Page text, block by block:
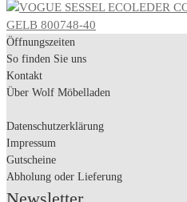
GELB 800748-40
Öffnungszeiten
So finden Sie uns
Kontakt
Über Wolf Möbelladen
Datenschutzerklärung
Impressum
Gutscheine
Abholung oder Lieferung